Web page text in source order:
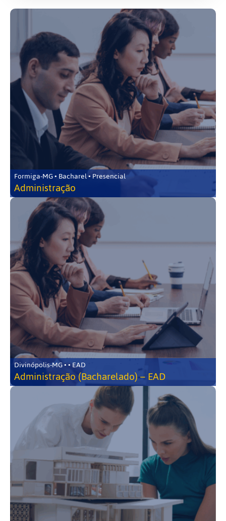
Formiga-MG • Bacharel • Presencial
Administração
Divinópolis-MG • • EAD
Administração (Bacharelado) – EAD